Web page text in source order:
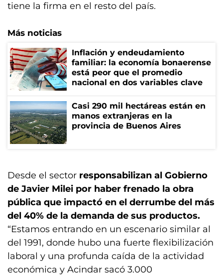
tiene la firma en el resto del país.
Más noticias
Inflación y endeudamiento
familiar: la economía bonaerense
está peor que el promedio
nacional en dos variables clave
Casi 290 mil hectáreas están en
manos extranjeras en la
provincia de Buenos Aires
Desde el sector responsabilizan al Gobierno
de Javier Milei por haber frenado la obra
pública que impactó en el derrumbe del más
del 40% de la demanda de sus productos.
“Estamos entrando en un escenario similar al
del 1991, donde hubo una fuerte flexibilización
laboral y una profunda caída de la actividad
económica y Acindar sacó 3.000